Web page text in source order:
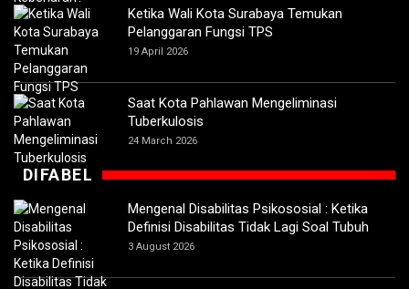
Ketika Wali Kota Surabaya Temukan
Pelanggaran Fungsi TPS
19 April 2026
Saat Kota Pahlawan Mengeliminasi
Tuberkulosis
24 March 2026
DIFABEL
Mengenal Disabilitas Psikososial : Ketika
Definisi Disabilitas Tidak Lagi Soal Tubuh
3 August 2026